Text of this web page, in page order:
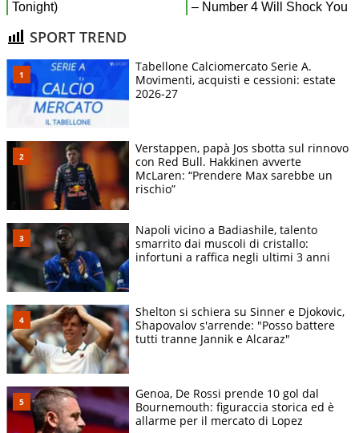
SPORT TREND
Tabellone Calciomercato Serie A.
Movimenti, acquisti e cessioni: estate
2026-27
Verstappen, papà Jos sbotta sul rinnovo
con Red Bull. Hakkinen avverte
McLaren: “Prendere Max sarebbe un
rischio”
Napoli vicino a Badiashile, talento
smarrito dai muscoli di cristallo:
infortuni a raffica negli ultimi 3 anni
Shelton si schiera su Sinner e Djokovic,
Shapovalov s'arrende: "Posso battere
tutti tranne Jannik e Alcaraz"
Genoa, De Rossi prende 10 gol dal
Bournemouth: figuraccia storica ed è
allarme per il mercato di Lopez